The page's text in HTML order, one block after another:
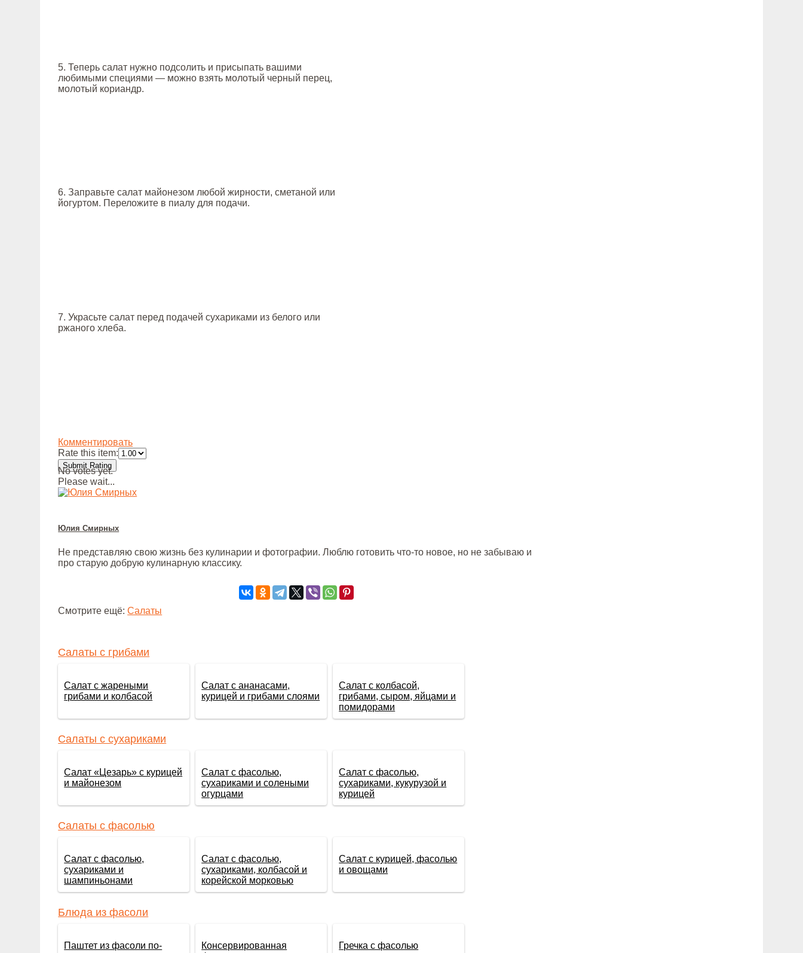
5. Теперь салат нужно подсолить и присыпать вашими
любимыми специями — можно взять молотый черный перец,
молотый кориандр.
6. Заправьте салат майонезом любой жирности, сметаной или
йогуртом. Переложите в пиалу для подачи.
7. Украсьте салат перед подачей сухариками из белого или
ржаного хлеба.
Комментировать
Rate this item:
Submit Rating
No votes yet.
Please wait...
Юлия Смирных
Не представляю свою жизнь без кулинарии и фотографии. Люблю готовить что-то новое, но не забываю и
про старую добрую кулинарную классику.
Смотрите ещё:Салаты
Салаты с грибами
Салат с жареными
грибами и колбасой
Салат с ананасами,
курицей и грибами слоями
Салат с колбасой,
грибами, сыром, яйцами и
помидорами
Салаты с сухариками
Салат «Цезарь» с курицей
и майонезом
Салат с фасолью,
сухариками и солеными
огурцами
Салат с фасолью,
сухариками, кукурузой и
курицей
Салаты с фасолью
Салат с фасолью,
сухариками и
шампиньонами
Салат с фасолью,
сухариками, колбасой и
корейской морковью
Салат с курицей, фасолью
и овощами
Блюда из фасоли
Паштет из фасоли по-
Консервированная
Гречка с фасолью